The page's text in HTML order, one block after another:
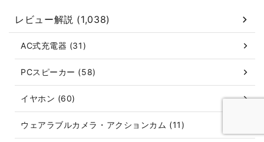
レビュー解説 (1,038)
AC式充電器 (31)
PCスピーカー (58)
イヤホン (60)
ウェアラブルカメラ・アクションカム (11)